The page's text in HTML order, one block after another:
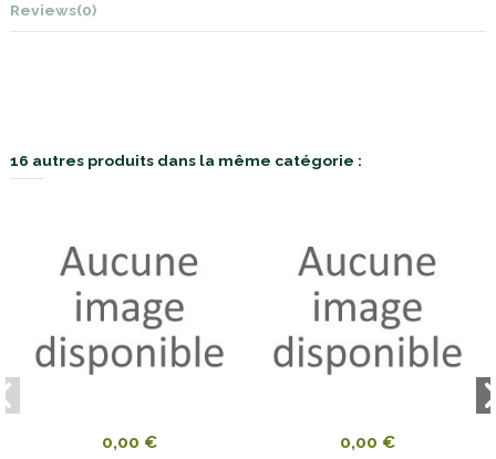
Reviews(0)
16 autres produits dans la même catégorie :
0,00 € 0,00 €